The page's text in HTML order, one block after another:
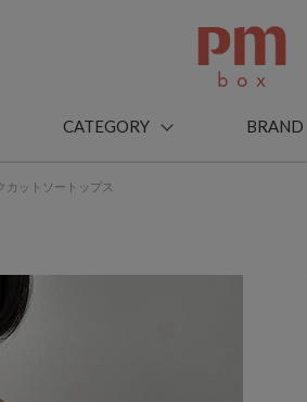
CATEGORY BRAND
カットソートップス